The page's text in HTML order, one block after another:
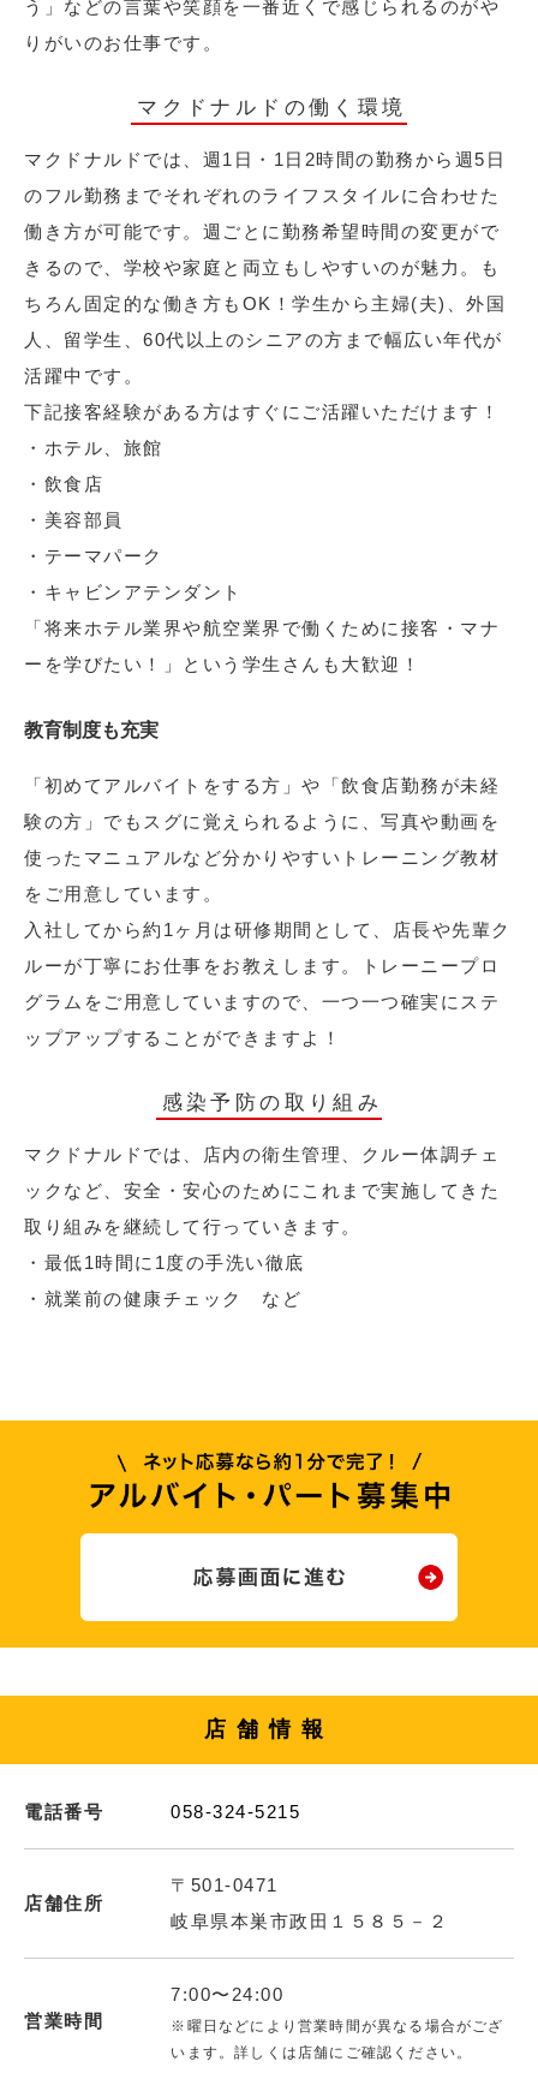
う」などの言葉や笑顔を一番近くで感じられるのがや
りがいのお仕事です。
マクドナルドの働く環境
マクドナルドでは、週1日・1日2時間の勤務から週5日
のフル勤務までそれぞれのライフスタイルに合わせた
働き方が可能です。週ごとに勤務希望時間の変更がで
きるので、学校や家庭と両立もしやすいのが魅力。も
ちろん固定的な働き方もOK！学生から主婦(夫)、外国
人、留学生、60代以上のシニアの方まで幅広い年代が
活躍中です。
下記接客経験がある方はすぐにご活躍いただけます！
・ホテル、旅館
・飲食店
・美容部員
・テーマパーク
・キャビンアテンダント
「将来ホテル業界や航空業界で働くために接客・マナ
ーを学びたい！」という学生さんも大歓迎！
教育制度も充実
「初めてアルバイトをする方」や「飲食店勤務が未経
験の方」でもスグに覚えられるように、写真や動画を
使ったマニュアルなど分かりやすいトレーニング教材
をご用意しています。
入社してから約1ヶ月は研修期間として、店長や先輩ク
ルーが丁寧にお仕事をお教えします。トレーニープロ
グラムをご用意していますので、一つ一つ確実にステ
ップアップすることができますよ！
感染予防の取り組み
マクドナルドでは、店内の衛生管理、クルー体調チェ
ックなど、安全・安心のためにこれまで実施してきた
取り組みを継続して行っていきます。
・最低1時間に1度の手洗い徹底
・就業前の健康チェック など
店舗情報
電話番号 058-324-5215
店舗住所
〒501-0471
岐阜県本巣市政田１５８５－２
営業時間
7:00〜24:00
※曜日などにより営業時間が異なる場合がござ
います。詳しくは店舗にご確認ください。